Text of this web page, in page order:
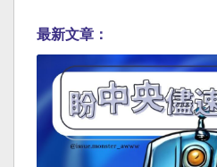
最新文章：